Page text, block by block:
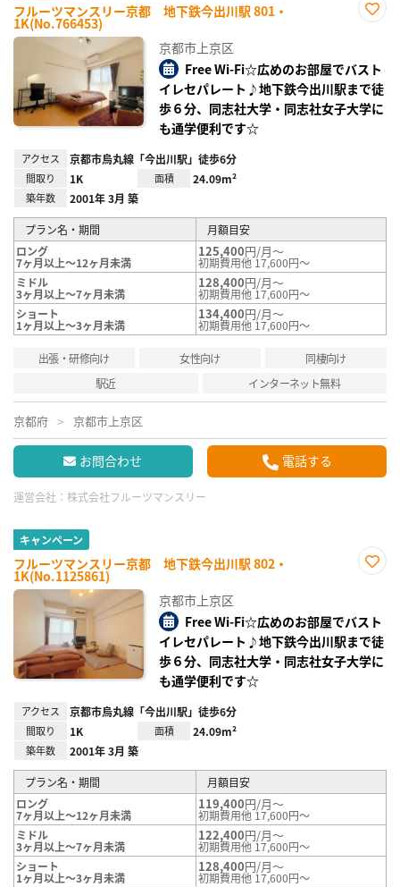
フルーツマンスリー京都 地下鉄今出川駅 801・
1K(No.766453)
録
京都市上京区
Free Wi-Fi☆広めのお部屋でバスト
イレセパレート♪地下鉄今出川駅まで徒
歩６分、同志社大学・同志社女子大学に
も通学便利です☆
アクセス 京都市烏丸線「今出川駅」徒歩6分
間取り 1K 面積 24.09m²
築年数 2001年 3月 築
プラン名・期間
月額目安
ロング
7ヶ月以上～12ヶ月未満
125,400円/月～
初期費用他 17,600円～
ミドル
3ヶ月以上～7ヶ月未満
128,400円/月～
初期費用他 17,600円～
ショート
1ヶ月以上～3ヶ月未満
134,400円/月～
初期費用他 17,600円～
出張・研修向け 女性向け
同棲向け
駅近
インターネット無料
京都府 京都市上京区
お問合わせ 電話する
運営会社： 株式会社フルーツマンスリー
キャンペーン
フルーツマンスリー京都 地下鉄今出川駅 802・
1K(No.1125861)
録
京都市上京区
Free Wi-Fi☆広めのお部屋でバスト
イレセパレート♪地下鉄今出川駅まで徒
歩６分、同志社大学・同志社女子大学に
も通学便利です☆
アクセス 京都市烏丸線「今出川駅」徒歩6分
間取り 1K 面積 24.09m²
築年数 2001年 3月 築
プラン名・期間
月額目安
ロング
7ヶ月以上～12ヶ月未満
119,400円/月～
初期費用他 17,600円～
ミドル
3ヶ月以上～7ヶ月未満
122,400円/月～
初期費用他 17,600円～
ショート
1ヶ月以上～3ヶ月未満
128,400円/月～
初期費用他 17,600円～